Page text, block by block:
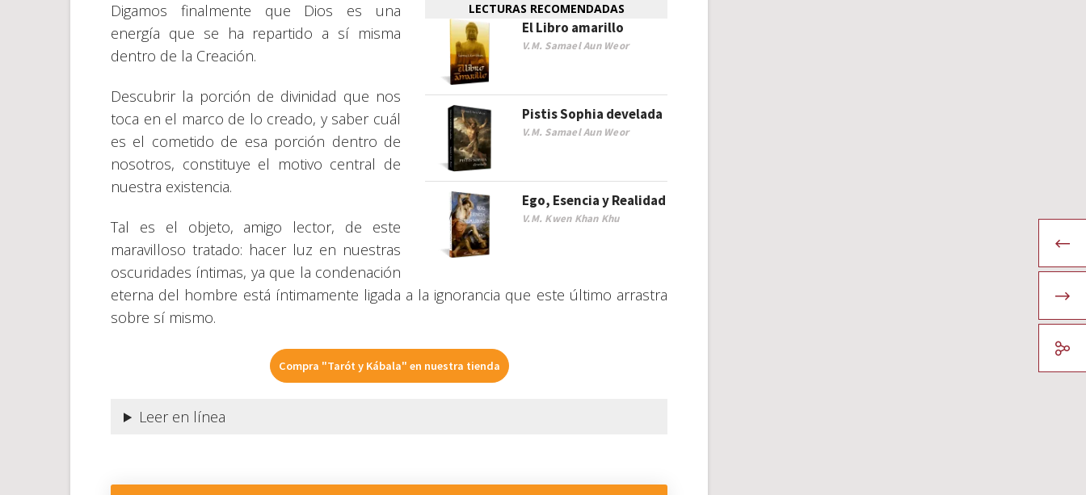
LECTURAS RECOMENDADAS
El Libro amarillo
V.M. Samael Aun Weor
Pistis Sophia develada
V.M. Samael Aun Weor
Ego, Esencia y Realidad
V.M. Kwen Khan Khu
Digamos finalmente que Dios es una
energía que se ha repartido a sí misma
dentro de la Creación.
Descubrir la porción de divinidad que nos
toca en el marco de lo creado, y saber cuál
es el cometido de esa porción dentro de
nosotros, constituye el motivo central de
nuestra existencia.
Tal es el objeto, amigo lector, de este
maravilloso tratado: hacer luz en nuestras
oscuridades íntimas, ya que la condenación
eterna del hombre está íntimamente ligada a la ignorancia que este último arrastra
sobre sí mismo.
Compra "Tarót y Kábala" en nuestra tienda
Leer en línea